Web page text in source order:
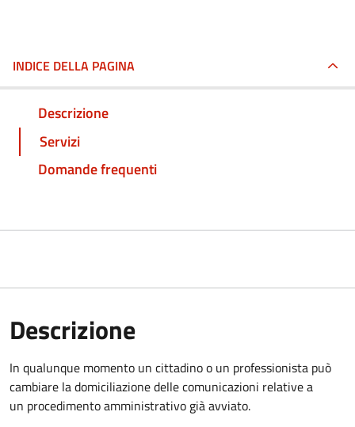
INDICE DELLA PAGINA
Descrizione
Servizi
Domande frequenti
Descrizione
In qualunque momento un cittadino o un professionista può
cambiare la domiciliazione delle comunicazioni relative a
un procedimento amministrativo già avviato.